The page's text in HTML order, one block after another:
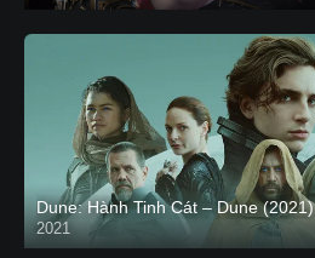
Dune: Hành Tinh Cát – Dune (2021)
2021
HD VIETSUB